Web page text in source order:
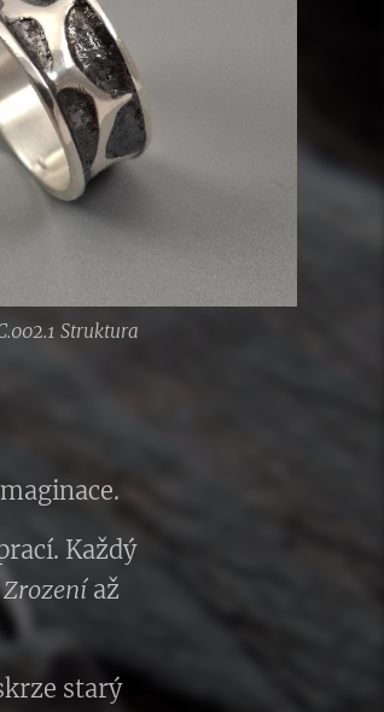
Struktura
Každý
Zrozeníaž
starý